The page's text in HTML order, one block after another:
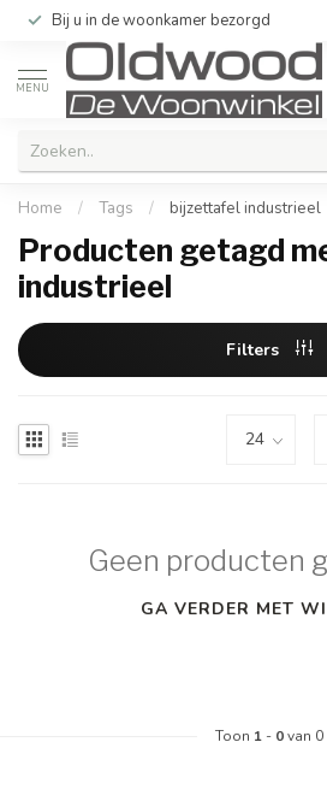
Bij u in de woonkamer bezorgd
MENU
Home / Tags / bijzettafel industrieel
Producten getagd
industrieel
Filters
Geen producten
GA VERDER MET
Toon 1 - 0van 0